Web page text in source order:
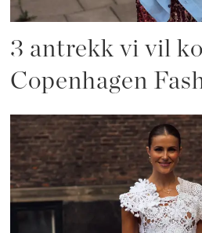
3 antrekk vi vil
Copenhagen